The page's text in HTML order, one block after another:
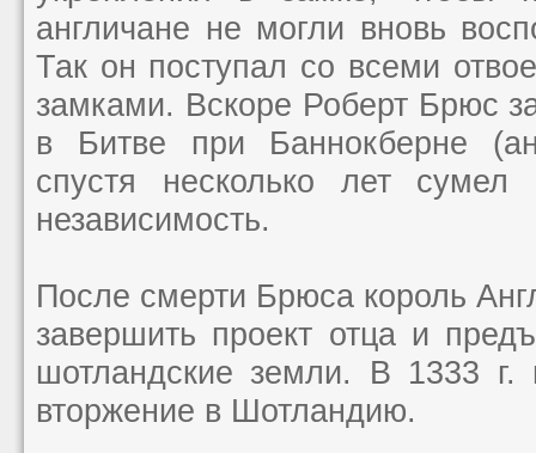
англичане не могли вновь
Так он поступал со всеми
замками. Вскоре Роберт Брюс
в Битве при Баннокберне
спустя несколько лет сумел
независимость.
После смерти Брюса король
завершить проект отца и
шотландские земли. В 1333 г.
вторжение в Шотландию.